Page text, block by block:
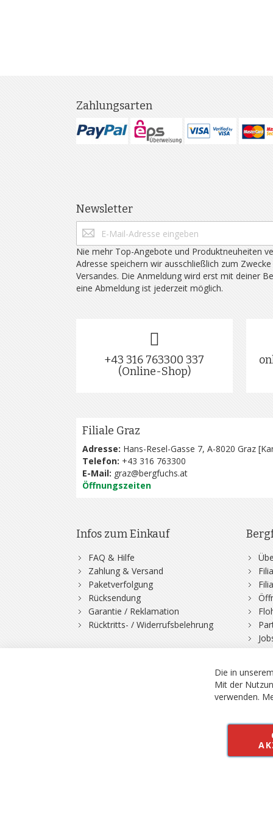
Zahlungsarten
Newsletter
Nie mehr Top-Angebote und Produktneuheiten
Adresse speichern wir ausschließlich zum
Versandes. Die Anmeldung wird erst mit deiner
eine Abmeldung ist jederzeit möglich.
+43 316 763300 337
(Online-Shop)
Filiale Graz
Adresse: Hans-Resel-Gasse 7, A-8020 Graz [
Telefon: +43 316 763300
E-Mail: graz@bergfuchs.at
Öffnungszeiten
Infos zum Einkauf
FAQ & Hilfe
Zahlung & Versand
Paketverfolgung
Rücksendung
Garantie / Reklamation
Rücktritts- / Widerrufsbelehrung
Vertrag
Alle Preise inkl.
Die in
Mit der
verwenden.